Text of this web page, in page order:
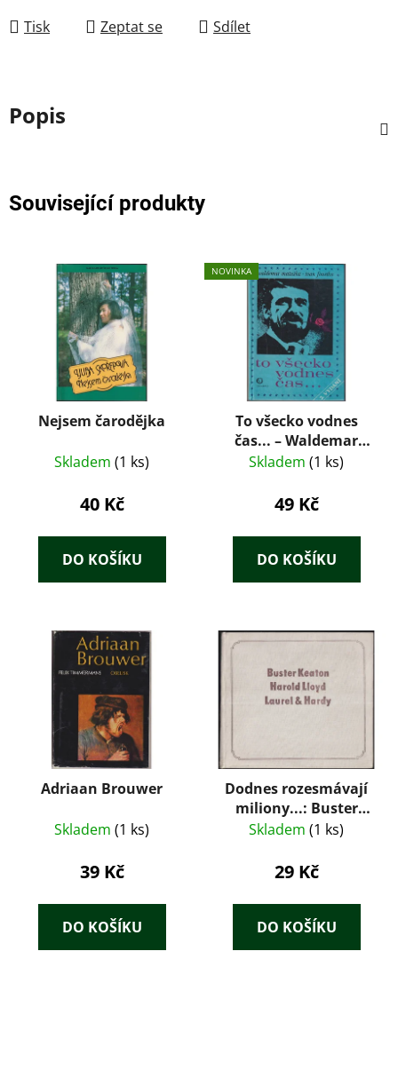
Tisk Zeptat se Sdílet
Popis
Související produkty
Nejsem čarodějka
Skladem (1 ks)
40 Kč
DO KOŠÍKU
NOVINKA
To všecko vodnes
čas... – Waldemar
Matuška, Ivan
1970)
Skladem (1 ks)
49 Kč
DO KOŠÍKU
Adriaan Brouwer
Skladem (1 ks)
39 Kč
DO KOŠÍKU
Dodnes rozesmávají
miliony...: Buster
Keaton, Harold Llyod,
Skladem (1 ks)
29 Kč
DO KOŠÍKU